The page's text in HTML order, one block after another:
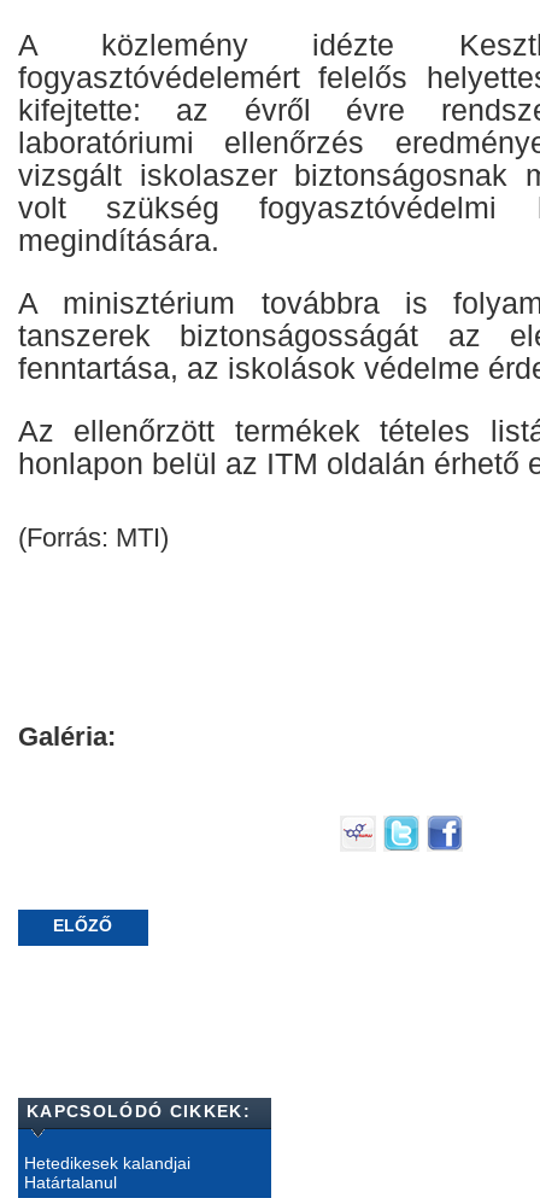
A közlemény idézte
fogyasztóvédelemért felelős
kifejtette: az évről évre
laboratóriumi ellenőrzés
vizsgált iskolaszer biztonságosnak
volt szükség fogyasztóvédelmi
megindítására.
A minisztérium továbbra is
tanszerek biztonságosságát az
fenntartása, az iskolások védelme
Az ellenőrzött termékek tételes
honlapon belül az ITM oldalán érhető
(Forrás: MTI)
Galéria:
ELŐZŐ
KAPCSOLÓDÓ CIKKEK:
Hetedikesek kalandjai
Határtalanul